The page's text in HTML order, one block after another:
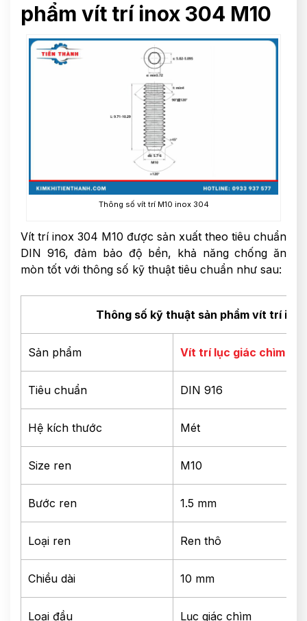
phẩm vít trí inox 304 M10
Thông số vít trí M10 inox 304
Vít trí inox 304 M10 được sản xuất theo tiêu chuẩn
DIN 916, đảm bảo độ bền, khả năng chống ăn
mòn tốt với thông số kỹ thuật tiêu chuẩn như sau:
Thông số kỹ thuật sản phẩm vít trí
Sản phẩm Vít trí lục giác chìm
Tiêu chuẩn DIN 916
Hệ kích thước Mét
Size ren M10
Bước ren 1.5 mm
Loại ren Ren thô
Chiều dài 10 mm
Loại đầu Lục giác chìm